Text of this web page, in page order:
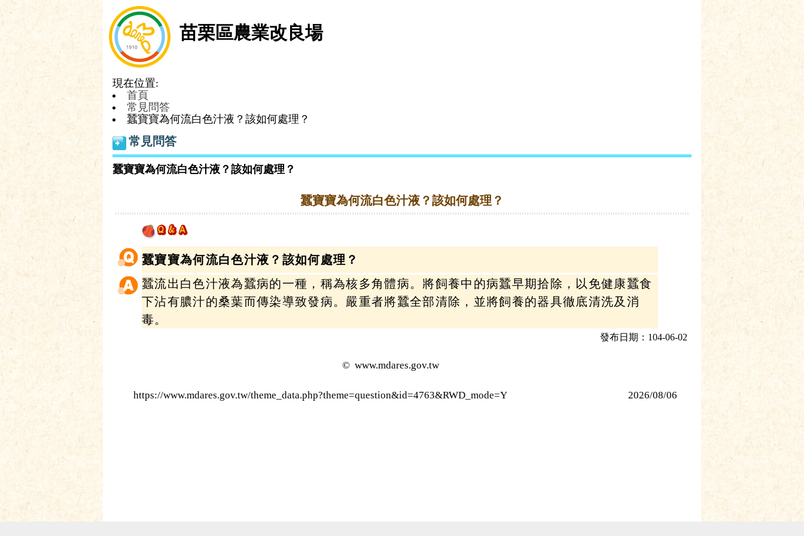
苗栗區農業改良場
現在位置:
首頁
常見問答
蠶寶寶為何流白色汁液？該如何處理？
常見問答
蠶寶寶為何流白色汁液？該如何處理？
蠶寶寶為何流白色汁液？該如何處理？
蠶寶寶為何流白色汁液？該如何處理？
蠶流出白色汁液為蠶病的一種，稱為核多角體病。將飼養中的病蠶早期拾除，以免健康蠶食
下沾有膿汁的桑葉而傳染導致發病。嚴重者將蠶全部清除，並將飼養的器具徹底清洗及消
毒。
發布日期：104-06-02
© www.mdares.gov.tw
https://www.mdares.gov.tw/theme_data.php?theme=question&id=4763&RWD_mode=Y 2026/08/06